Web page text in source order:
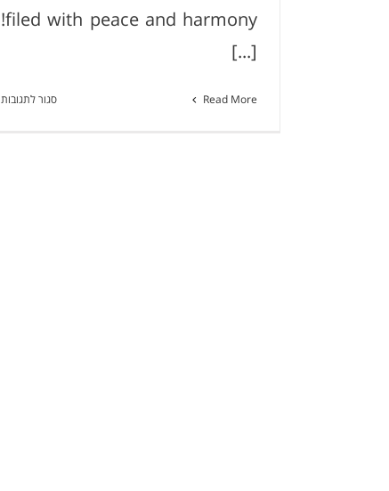
filed with peace and harmony!
[...]
Read More סגור לתגובות